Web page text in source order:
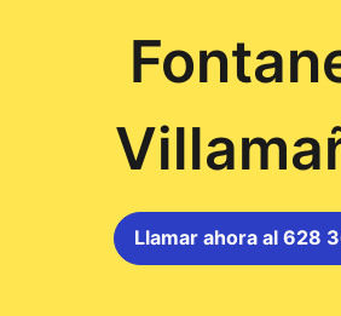
Llamar ahora al 628